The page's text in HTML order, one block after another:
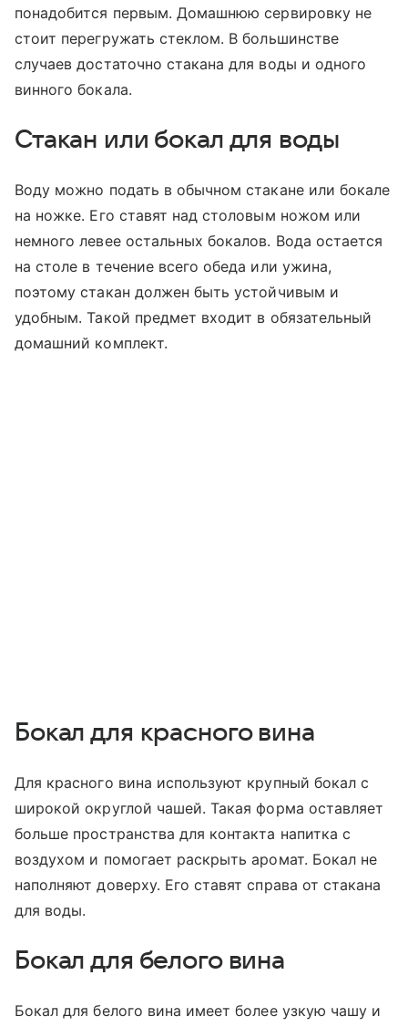
понадобится первым. Домашнюю сервировку не
стоит перегружать стеклом. В большинстве
случаев достаточно стакана для воды и одного
винного бокала.
Стакан или бокал для воды
Воду можно подать в обычном стакане или бокале
на ножке. Его ставят над столовым ножом или
немного левее остальных бокалов. Вода остается
на столе в течение всего обеда или ужина,
поэтому стакан должен быть устойчивым и
удобным. Такой предмет входит в обязательный
домашний комплект.
Бокал для красного вина
Для красного вина используют крупный бокал с
широкой округлой чашей. Такая форма оставляет
больше пространства для контакта напитка с
воздухом и помогает раскрыть аромат. Бокал не
наполняют доверху. Его ставят справа от стакана
для воды.
Бокал для белого вина
Бокал для белого вина имеет более узкую чашу и